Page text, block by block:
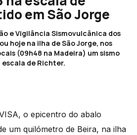
em São Jorge
e Vigilância Sismovulcânica dos
hoje na ilha de São Jorge, nos
(09h48 na Madeira) um sismo
de Richter.
o epicentro do abalo
um quilómetro de Beira, na ilha